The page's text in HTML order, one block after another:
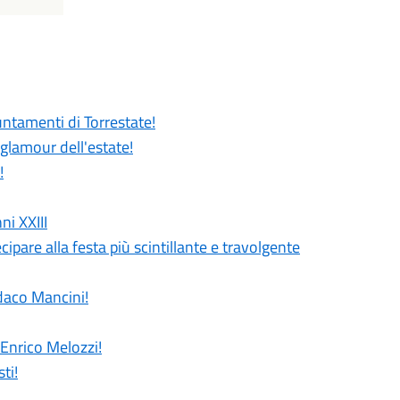
di Torrestate!
dell'estate!
XXIII
alla festa più scintillante e travolgente
Mancini!
Melozzi!